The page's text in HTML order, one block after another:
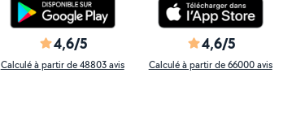
4,6/5
Calculé à partir de 48803 avis
4,6/5
Calculé à partir de 66000 avis